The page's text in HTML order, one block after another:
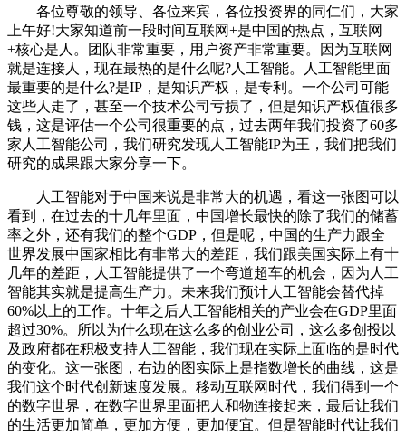
各位尊敬的领导、各位来宾，各位投资界的同仁们，大家
上午好!大家知道前一段时间互联网+是中国的热点，互联网
+核心是人。团队非常重要，用户资产非常重要。因为互联网
就是连接人，现在最热的是什么呢?人工智能。人工智能里面
最重要的是什么?是IP，是知识产权，是专利。一个公司可能
这些人走了，甚至一个技术公司亏损了，但是知识产权值很多
钱，这是评估一个公司很重要的点，过去两年我们投资了60多
家人工智能公司，我们研究发现人工智能IP为王，我们把我们
研究的成果跟大家分享一下。
人工智能对于中国来说是非常大的机遇，看这一张图可以
看到，在过去的十几年里面，中国增长最快的除了我们的储蓄
率之外，还有我们的整个GDP，但是呢，中国的生产力跟全
世界发展中国家相比有非常大的差距，我们跟美国实际上有十
几年的差距，人工智能提供了一个弯道超车的机会，因为人工
智能其实就是提高生产力。未来我们预计人工智能会替代掉
60%以上的工作。十年之后人工智能相关的产业会在GDP里面
超过30%。所以为什么现在这么多的创业公司，这么多创投以
及政府都在积极支持人工智能，我们现在实际上面临的是时代
的变化。这一张图，右边的图实际上是指数增长的曲线，这是
我们这个时代创新速度发展。移动互联网时代，我们得到一个
的数字世界，在数字世界里面把人和物连接起来，最后让我们
的生活更加简单，更加方便，更加便宜。但是智能时代让我们